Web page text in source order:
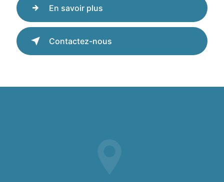
En savoir plus
Contactez-nous